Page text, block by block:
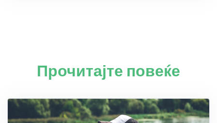
Прочитајте повеќе